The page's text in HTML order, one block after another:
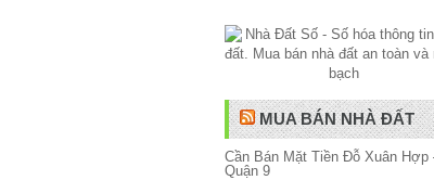
MUA BÁN NHÀ ĐẤT
Cần Bán Mặt Tiền Đỗ Xuân Hợp
Quận 9